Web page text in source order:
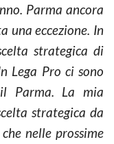
Parma ancora
una eccezione. In
strategica di
Lega Pro ci sono
Parma. La mia
strategica da
nelle prossime